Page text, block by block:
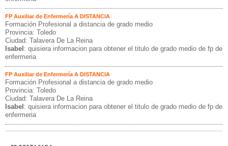
FP Auxiliar de Enfermería A DISTANCIA
Formación Profesional a distancia de grado medio
Provincia: Toledo
Ciudad: Talavera De La Reina
Isabel : quisiera informacion para obtener el titulo de grado medio de fp de
enfermeria
FP Auxiliar de Enfermería A DISTANCIA
Formación Profesional a distancia de grado medio
Provincia: Toledo
Ciudad: Talavera De La Reina
Isabel : quisiera informacion para obtener el titulo de grado medio de fp de
enfermeria